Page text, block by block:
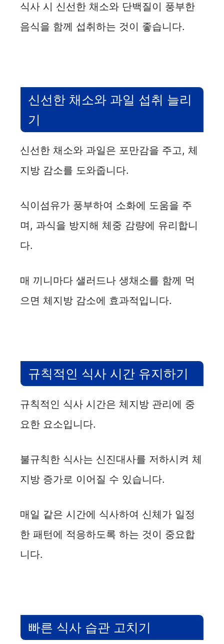
식사 시 신선한 채소와 단백질이 풍부한
음식을 함께 섭취하는 것이 좋습니다.
신선한 채소와 과일 섭취 늘리
기
신선한 채소와 과일은 포만감을 주고, 체
지방 감소를 도와줍니다.
식이섬유가 풍부하여 소화에 도움을 주
며, 과식을 방지해 체중 감량에 유리합니
다.
매 끼니마다 샐러드나 생채소를 함께 먹
으면 체지방 감소에 효과적입니다.
규칙적인 식사 시간 유지하기
규칙적인 식사 시간은 체지방 관리에 중
요한 요소입니다.
불규칙한 식사는 신진대사를 저하시켜 체
지방 증가로 이어질 수 있습니다.
매일 같은 시간에 식사하여 신체가 일정
한 패턴에 적응하도록 하는 것이 중요합
니다.
빠른 식사 습관 고치기